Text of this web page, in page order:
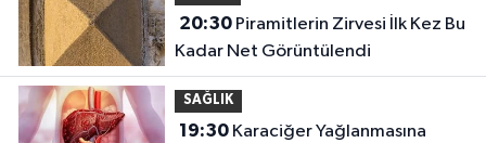
20:30Piramitlerin Zirvesi İlk Kez Bu
Kadar Net Görüntülendi
SAĞLIK
19:30Karaciğer Yağlanmasına